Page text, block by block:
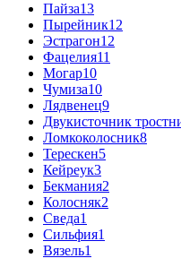
Пайза13
Пырейник12
Эстрагон12
Фацелия11
Могар10
Чумиза10
Лядвенец9
Двукисточник
Ломкоколосник8
Терескен5
Кейреук3
Бекмания2
Колосняк2
Сведа1
Сильфия1
Вязель1